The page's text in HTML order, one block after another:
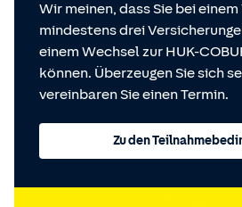
Wir meinen, dass Sie bei
mindestens drei
einem Wechsel zur HUK-
können. Überzeugen Sie sich
vereinbaren Sie einen Termin.
Zu den